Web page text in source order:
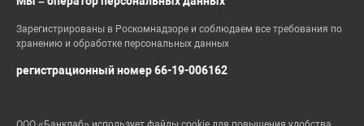
Зарегистрированы в Роскомнадзоре и соблюдаем все требования по
хранению и обработке персональных данных
регистрационный номер 66-19-006162